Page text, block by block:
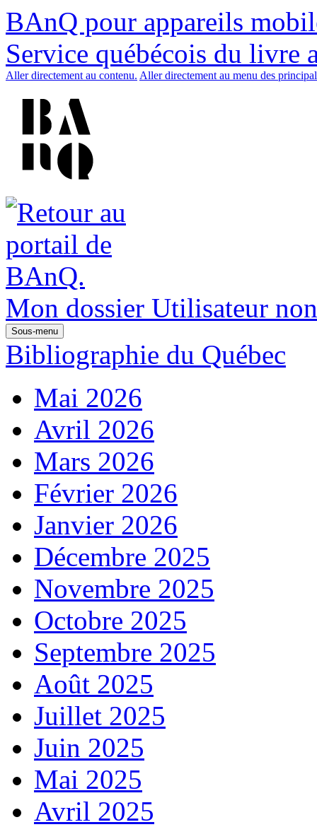
BAnQ pour appareils
Service québécois du livre
Aller directement au contenu. Aller directement au menu des
Mon dossier Utilisateur
Sous-menu
Bibliographie du Québec
Mai 2026
Avril 2026
Mars 2026
Février 2026
Janvier 2026
Décembre 2025
Novembre 2025
Octobre 2025
Septembre 2025
Août 2025
Juillet 2025
Juin 2025
Mai 2025
Avril 2025